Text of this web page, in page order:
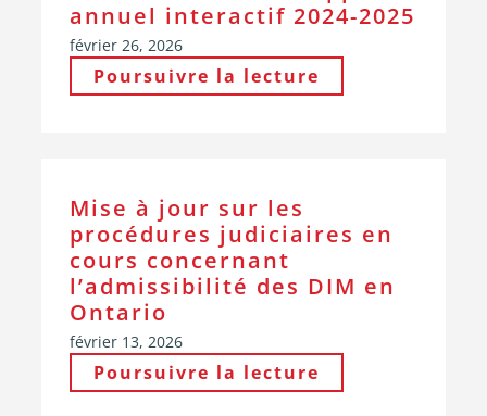
annuel interactif 2024-2025
février 26, 2026
Poursuivre la lecture
Mise à jour sur les
procédures judiciaires en
cours concernant
l’admissibilité des DIM en
Ontario
février 13, 2026
Poursuivre la lecture